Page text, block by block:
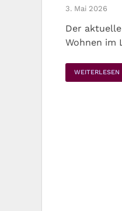
3. Mai 2026
Der
Wohnen im
WEITERLESEN